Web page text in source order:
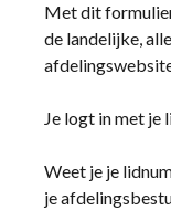
Met dit
de landelijke,
Je logt in met je
Weet je je
je